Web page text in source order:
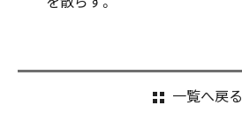
一覧へ戻る